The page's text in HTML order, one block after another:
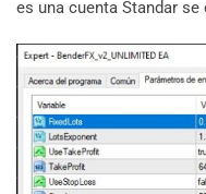
es una cuenta Standar se